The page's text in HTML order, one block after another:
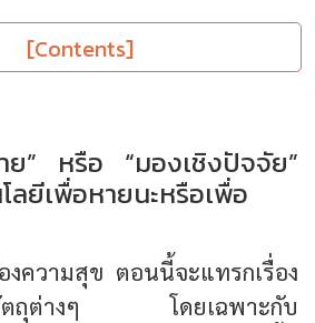
[Contents]
ย” หรือ “มองเชิงปัจจัย”
ลยีเพื่อหายนะหรือเพื่อ
งความสุข ตอนนี้จะแทรกเรื่อง
วัตถุต่างๆ โดยเฉพาะกับ